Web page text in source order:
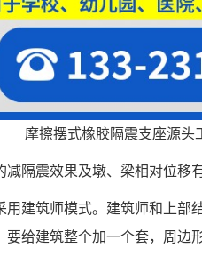
摩擦摆式橡胶隔震支座源头
减隔震效果及墩、梁相对位移
用建筑师模式。建筑师和上部
要给建筑整个加一个套，周边